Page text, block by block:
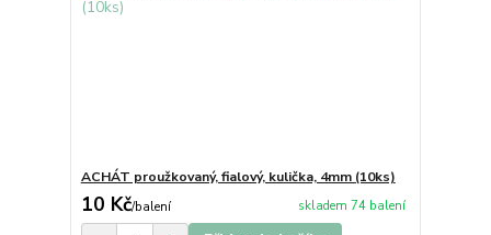
ACHÁT proužkovaný, fialový, kulička, 4mm (10ks)
10 Kč/balení skladem 74 balení